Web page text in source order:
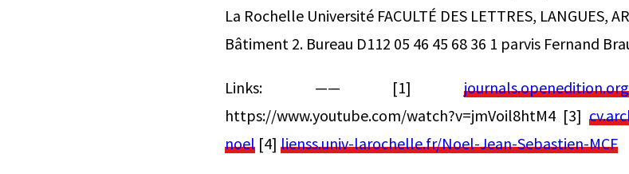
La Rochelle Université FACULTÉ DES LETTRES, LANGUES,
Bâtiment 2. Bureau D112 05 46 45 68 36 1 parvis Fernand
Links: —— [1]
https://www.youtube.com/watch?v=jmVoil8htM4 [3]
noel [4] lienss.univ-larochelle.fr/Noel-Jean-Sebastien-MCF